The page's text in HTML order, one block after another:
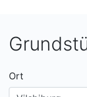
Ort